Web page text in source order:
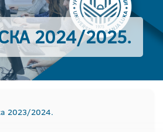
2024/2025.
2023/2024.